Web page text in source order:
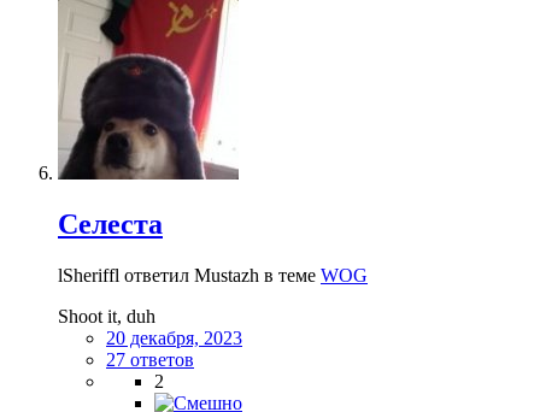
Селеста
lSheriffl ответил Mustazh в теме WOG
Shoot it, duh
20 декабря, 2023
27 ответов
2